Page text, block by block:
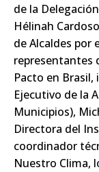
de la
Hélinah
de Alcaldes por
representantes
Pacto en
Ejecutivo de la
Municipios),
Directora del
coordinador
Nuestro Clima,